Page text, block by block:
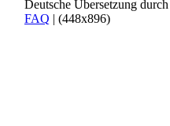
Deutsche Übersetzung durch
FAQ | (448x896)